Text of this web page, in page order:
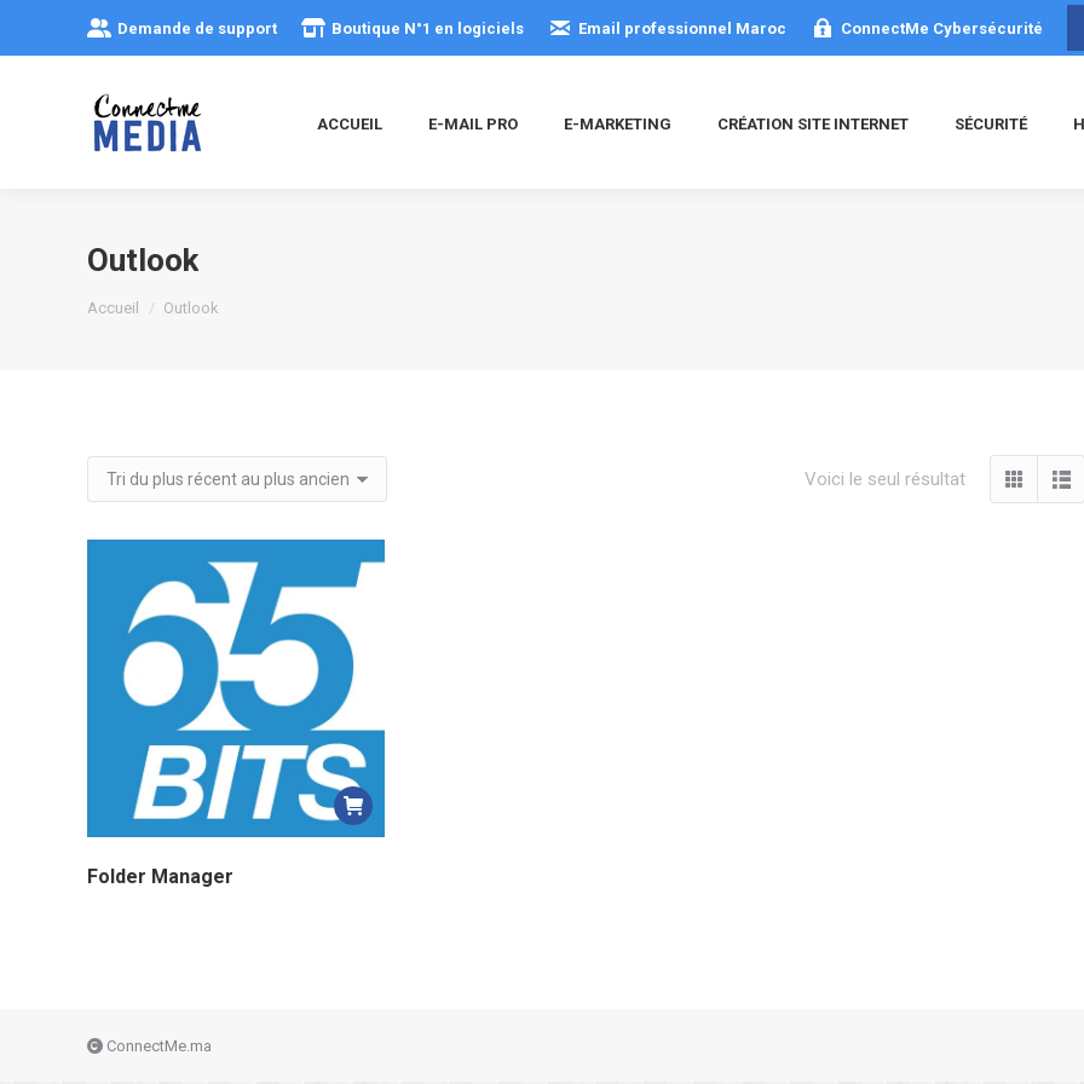
Demande de support Boutique N°1 en logiciels Email professionnel Maroc ConnectMe Cybersécurité
ACCUEIL E-MAIL PRO E-MARKETING CRÉATION SITE INTERNET SÉCURITÉ
Outlook
Vous êtes ici :
Accueil Outlook
Voici le seul résultat
Folder Manager
ConnectMe.ma